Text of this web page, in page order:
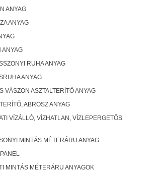
ANYAG
ANYAG
ANYAG
RUHA ANYAG
ANYAG
VÁSZON ASZTALTERÍTŐ ANYAG
ABROSZ ANYAG
VÍZÁLLÓ, VÍZHATLAN, VÍZLEPERGETŐS
MINTÁS MÉTERÁRU ANYAG
MINTÁS MÉTERÁRU ANYAGOK